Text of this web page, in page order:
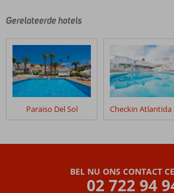
door
klanten
geschreven
na
hun
verblijf
Columbus
Gerelateerde hotels
Paraiso Del Sol
BEL NU ONS CONTACT
02 722 94